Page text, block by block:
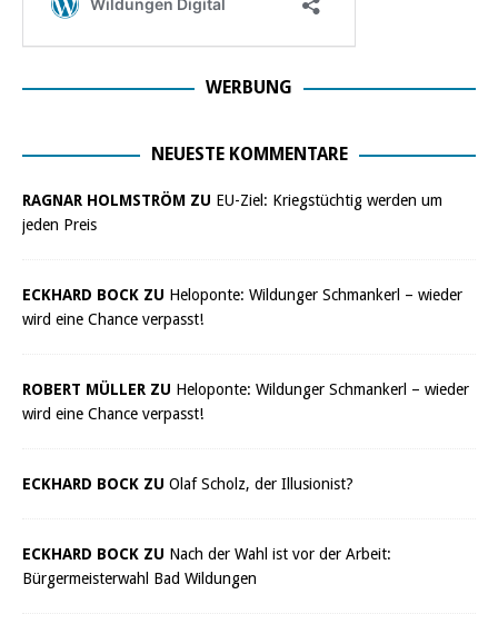
WERBUNG
NEUESTE KOMMENTARE
RAGNAR HOLMSTRÖM ZU EU-Ziel: Kriegstüchtig werden um
jeden Preis
ECKHARD BOCK ZU Heloponte: Wildunger Schmankerl – wieder
wird eine Chance verpasst!
ROBERT MÜLLER ZU Heloponte: Wildunger Schmankerl – wieder
wird eine Chance verpasst!
ECKHARD BOCK ZU Olaf Scholz, der Illusionist?
ECKHARD BOCK ZU Nach der Wahl ist vor der Arbeit:
Bürgermeisterwahl Bad Wildungen